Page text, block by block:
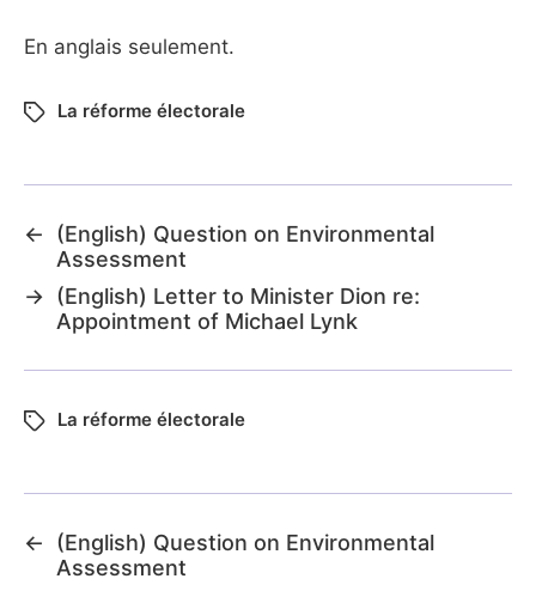
En anglais seulement.
La réforme électorale
←
(English) Question on Environmental
Assessment
→ (English) Letter to Minister Dion re:
Appointment of Michael Lynk
La réforme électorale
←
(English) Question on Environmental
Assessment